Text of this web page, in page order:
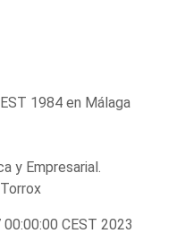
1984 en Málaga
y Empresarial.
CEST 2023